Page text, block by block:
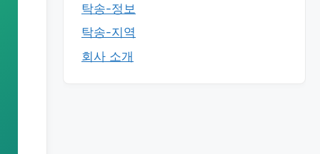
탁송-정보
탁송-지역
회사 소개